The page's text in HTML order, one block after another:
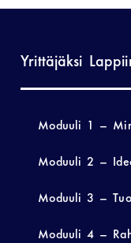
Yrittäjäksi
Moduuli 1 –
Moduuli 2 –
Moduuli 3 –
Moduuli 4 –